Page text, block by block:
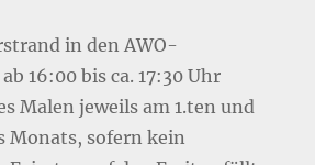
in den AWO-
16:00 bis ca. 17:30 Uhr
Malen jeweils am 1.ten und
Monats, sofern kein